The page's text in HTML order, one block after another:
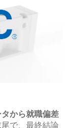
から就職偏差
で、最終結論